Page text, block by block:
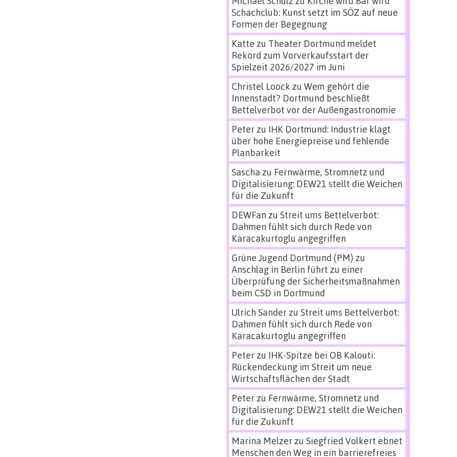
Schachclub: Kunst setzt im SÖZ auf neue
Formen der Begegnung
Katte zu Theater Dortmund meldet
Rekord zum Vorverkaufsstart der
Spielzeit 2026/2027 im Juni
Christel Loock zu Wem gehört die
Innenstadt? Dortmund beschließt
Bettelverbot vor der Außengastronomie
Peterzu IHK Dortmund: Industrie klagt
über hohe Energiepreise und fehlende
Planbarkeit
Sascha zu Fernwärme, Stromnetz und
Digitalisierung: DEW21 stellt die Weichen
für die Zukunft
DEWFan zu Streit ums Bettelverbot:
Dahmen fühlt sich durch Rede von
Karacakurtoglu angegriffen
Grüne Jugend Dortmund (PM) zu
Anschlag in Berlin führt zu einer
Überprüfung der Sicherheitsmaßnahmen
beim CSD in Dortmund
Ulrich Sanderzu Streit ums Bettelverbot:
Dahmen fühlt sich durch Rede von
Karacakurtoglu angegriffen
Peterzu IHK-Spitze bei OB Kalouti:
Rückendeckung im Streit um neue
Wirtschaftsflächen der Stadt
Peterzu Fernwärme, Stromnetz und
Digitalisierung: DEW21 stellt die Weichen
für die Zukunft
Marina Melzerzu Siegfried Volkert ebnet
Menschen den Weg in ein barrierefreies